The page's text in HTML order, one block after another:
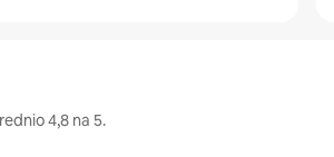
4,8 na 5.